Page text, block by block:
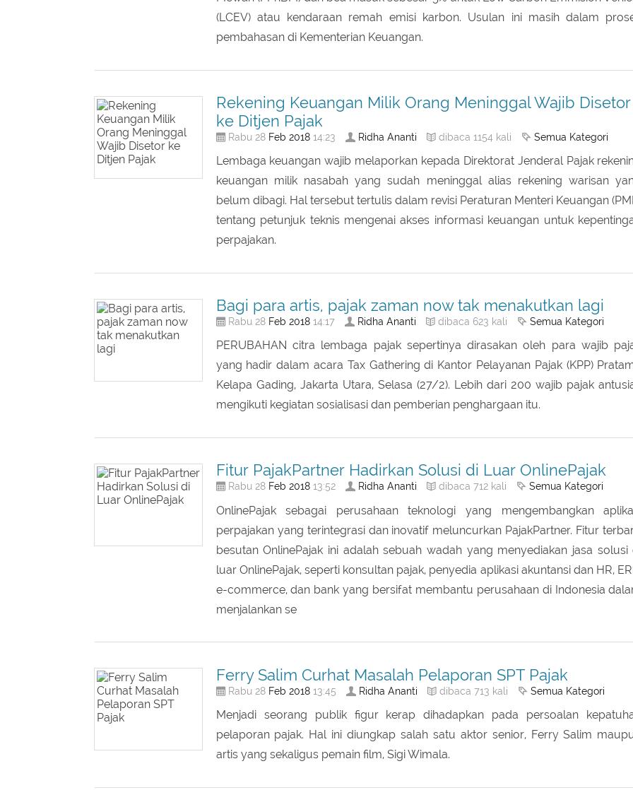
Kementerian Perindustrian mengusulkan pembebasan Pajak Penjualan
Mewah (PPnBM) dan bea masuk sebesar 5% untuk Low Carbon Emmision
Rekening Keuangan Milik Orang Meninggal Wajib Disetor
ke Ditjen Pajak
Rabu 28 Feb 201814:23 Ridha Ananti dibaca 1154 kali Semua Kategori
Lembaga keuangan wajib melaporkan kepada Direktorat Jenderal Pajak
keuangan milik nasabah yang sudah meninggal alias rekening warisan
belum dibagi. Hal tersebut tertulis dalam revisi Peraturan Menteri Keuangan
Bagi para artis, pajak zaman now tak menakutkan lagi
Rabu 28Feb 2018 14:17 Ridha Ananti dibaca 623 kali Semua Kategori
PERUBAHAN citra lembaga pajak sepertinya dirasakan oleh para wajib
yang hadir dalam acara Tax Gathering di Kantor Pelayanan Pajak (KPP)
Fitur PajakPartner Hadirkan Solusi di Luar OnlinePajak
Rabu 28 Feb 201813:52 Ridha Ananti dibaca 712 kali Semua Kategori
OnlinePajak sebagai perusahaan teknologi yang mengembangkan
perpajakan yang terintegrasi dan inovatif meluncurkan PajakPartner. Fitur
besutan OnlinePajak ini adalah sebuah wadah yang menyediakan jasa solusi
luar OnlinePajak, seperti konsultan pajak, penyedia aplikasi akuntansi dan HR,
Ferry Salim Curhat Masalah Pelaporan SPT Pajak
Rabu 28Feb 201813:45 Ridha Ananti dibaca 713 kali Semua Kategori
Menjadi seorang publik figur kerap dihadapkan pada persoalan